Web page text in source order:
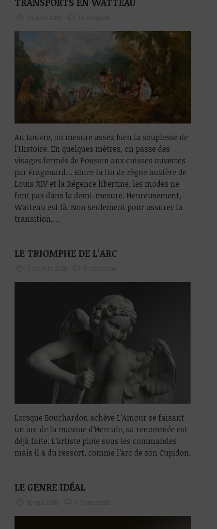
Au Louvre, on mesure assez bien la souplesse de
l’Histoire. En quelques mètres, on passe des
visages fermés de Poussin aux cuisses ouvertes
par Fragonard… Entre la fin de règne austère de
Louis XIV et la Régence libertine, les modes ne
font pas dans la demi-mesure. Heureusement,
Watteau est là. Non seulement pour assurer la
transition,…
LE TRIOMPHE DE L’ARC
Lorsque Bouchardon achève L’Amour se faisant
un arc de la massue d’Hercule, sa renommée est
déjà faite. L’artiste ploie sous les commandes
mais il a du ressort, comme l’arc de son Cupidon.
LE GENRE IDÉAL